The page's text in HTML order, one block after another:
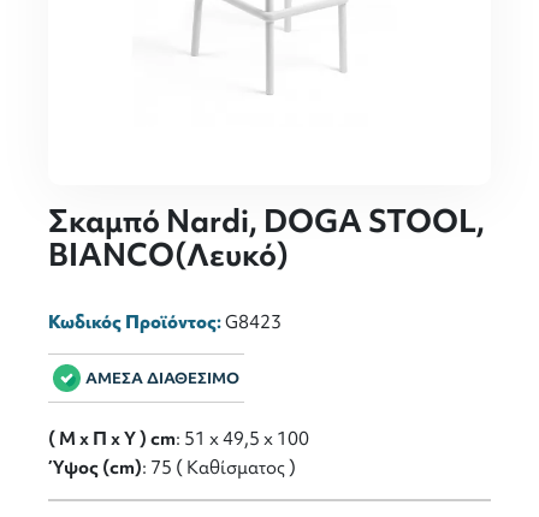
Σκαμπό Nardi, DOGA STOOL,
BIANCO(Λευκό)
Κωδικός Προϊόντος:G8423
ΑΜΕΣΑ ΔΙΑΘΕΣΙΜΟ
( M x Π x Y ) cm: 51 x 49,5 x 100
Ύψος (cm): 75 ( Καθίσματος )